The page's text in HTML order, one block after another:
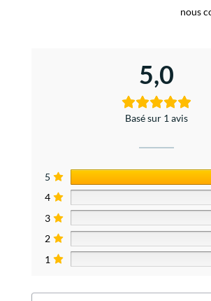
nous
5,0
Basé sur 1 avis
5
4
3
2
1